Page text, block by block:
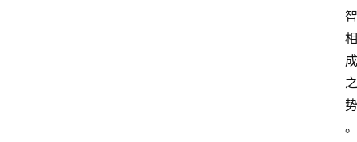
智
相
成
之
势
。